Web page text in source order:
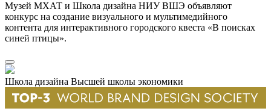
Музей МХАТ и Школа дизайна НИУ ВШЭ объявляют
конкурс на создание визуального и мультимедийного
контента для интерактивного городского квеста «В поисках
синей птицы».
Школа дизайна Высшей школы экономики